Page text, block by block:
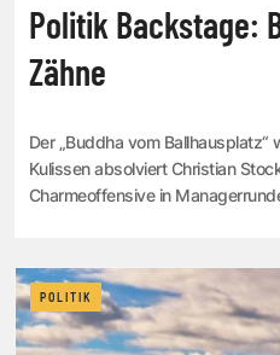
POLITIK
Politik Backstage:
Zähne
Der „Buddha vom
Kulissen absolviert Christian
Charmeoffensive in
POLITIK